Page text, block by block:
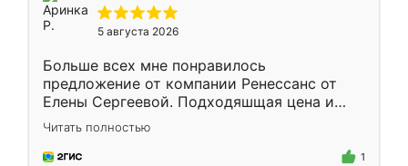
5 августа 2026
Больше всех мне понравилось
предложение от компании Ренессанс от
Елены Сергеевой. Подходяшщая цена и
короткие сроки изготовления. Приехавший
для замера сотрудник Владислав
предложил по моему эскизу самый
Читать полностью
1